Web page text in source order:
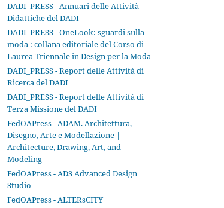
DADI_PRESS - Annuari delle Attività
Didattiche del DADI
DADI_PRESS - OneLook: sguardi sulla
moda : collana editoriale del Corso di
Laurea Triennale in Design per la Moda
DADI_PRESS - Report delle Attività di
Ricerca del DADI
DADI_PRESS - Report delle Attività di
Terza Missione del DADI
FedOAPress - ADAM. Architettura,
Disegno, Arte e Modellazione |
Architecture, Drawing, Art, and
Modeling
FedOAPress - ADS Advanced Design
Studio
FedOAPress - ALTERsCITY